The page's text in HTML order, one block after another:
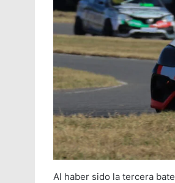
Al haber sido la tercera